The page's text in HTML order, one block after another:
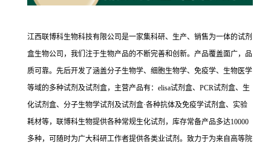
江西联博科生物科技有限公司是一家集科研、生产、销售为一体的试剂
盒生物公司，我们注于生物产品的不断完善和创新。产品覆盖面广，品
质可靠。先后开发了涵盖分子生物学、细胞生物学、免疫学、生物医学
等域的多种试剂及试剂盒，主营产品有：elisa试剂盒、PCR试剂盒、生
化试剂盒、分子生物学试剂及试剂盒·各种抗体及免疫学试剂盒、实验
耗材等，联博科生物提供各种常规生化试剂，库存常备产品多达10000
多种，可随时为广大科研工作者提供各类业试剂。致力于为来自高等院